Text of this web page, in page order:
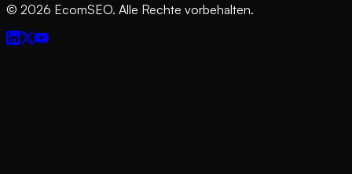
© 2026 EcomSEO. Alle Rechte vorbehalten.